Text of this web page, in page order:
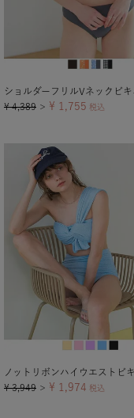
ショルダーフリルVネックビ
¥ 4,389 ＞ ¥ 1,755 税込
ノットリボンハイウエストビ
¥ 3,949 ＞ ¥ 1,974 税込